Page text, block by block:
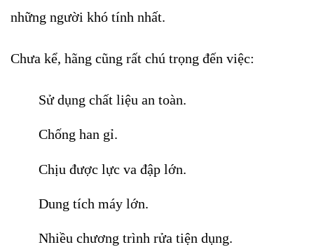
những người khó tính nhất.
Chưa kể, hãng cũng rất chú trọng đến việc:
Sử dụng chất liệu an toàn.
Chống han gỉ.
Chịu được lực va đập lớn.
Dung tích máy lớn.
Nhiều chương trình rửa tiện dụng.